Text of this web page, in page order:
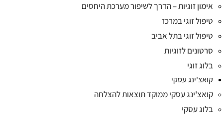
אימון זוגיות – הדרך לשיפור מערכת היחסים
טיפול זוגי במרכז
טיפול זוגי בתל אביב
סרטונים לזוגיות
בלוג זוגי
קואצ'ינג עסקי
קואצ'ינג עסקי ממוקד תוצאות להצלחה
בלוג עסקי